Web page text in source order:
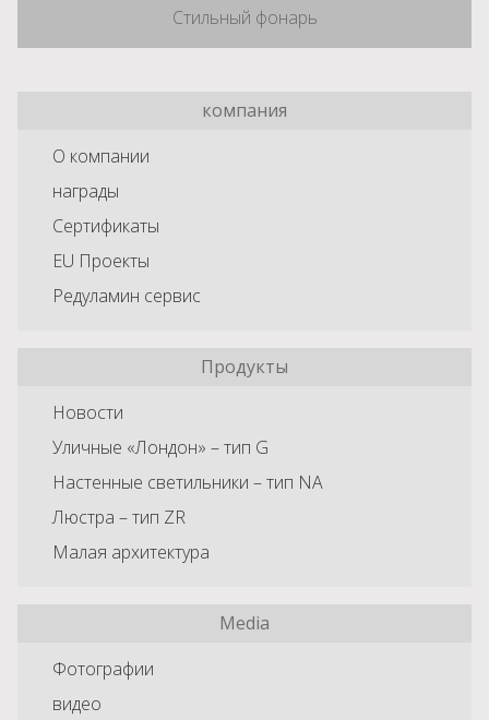
Стильный фонарь
компания
О компании
награды
Сертификаты
EU Проекты
Редуламин сервис
Продукты
Новости
Уличные «Лондон» – тип G
Настенные светильники – тип NA
Люстра – тип ZR
Малая архитектура
Media
Фотографии
видео